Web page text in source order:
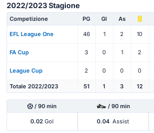
2022/2023 Stagione
Competizione PG Gl As
EFL League One 46 1 2 10
FA Cup 3 0 1 2
League Cup 2 0 0 0
Totale 2022/2023 51 1 3 12
/ 90 min / 90 min
0.02 Gol 0.04 Assist